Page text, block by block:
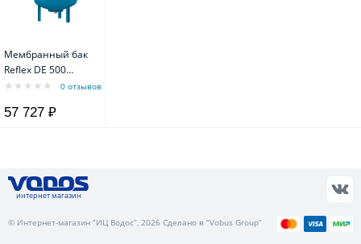
Мембранный бак
Reflex DE 500
10bar/70*C
0 отзывов
57 727 ₽
интернет магазин
© Интернет-магазин “ИЦ Водос”, 2026 Сделано в “Vobus Group”